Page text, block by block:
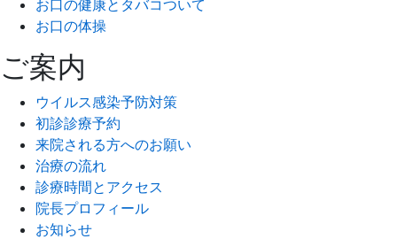
お口の健康とタバコついて
お口の体操
ご案内
ウイルス感染予防対策
初診診療予約
来院される方へのお願い
治療の流れ
診療時間とアクセス
院長プロフィール
お知らせ